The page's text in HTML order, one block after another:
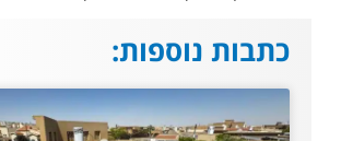
כתבות נוספות: